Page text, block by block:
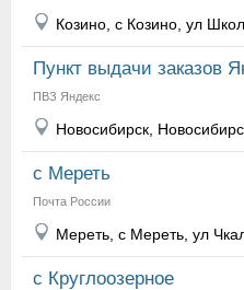
Козино, с Козино, ул
Пункт выдачи заказов
ПВЗ Яндекс
Новосибирск,
с Мереть
Почта России
Мереть, с Мереть, ул
с Круглоозерное